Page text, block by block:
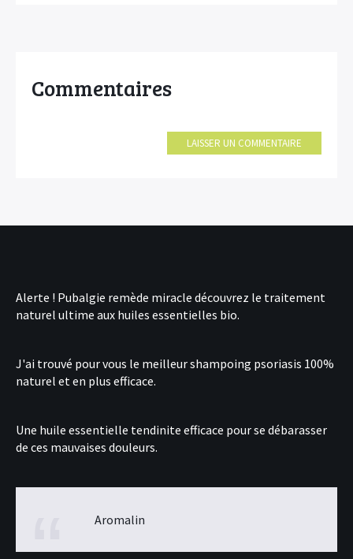
Commentaires
LAISSER UN COMMENTAIRE
Alerte ! Pubalgie remède miracle découvrez le traitement
naturel ultime aux huiles essentielles bio.
J'ai trouvé pour vous le meilleur shampoing psoriasis 100%
naturel et en plus efficace.
Une huile essentielle tendinite efficace pour se débarasser
de ces mauvaises douleurs.
Aromalin